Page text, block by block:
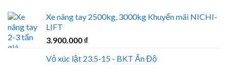
Xe nâng tay 2500kg, 3000kg Khuyến mãi NICHI-
LIFT
3.900.000 ₫
Vỏ xúc lật 23.5-15 - BKT Ấn Độ